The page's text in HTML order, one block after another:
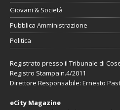
Giovani & Società
Pubblica Amministrazione
Politica
Registrato presso il Tribunale di
Registro Stampa n.4/2011
Direttore Responsabile: Ernesto
eCity Magazine